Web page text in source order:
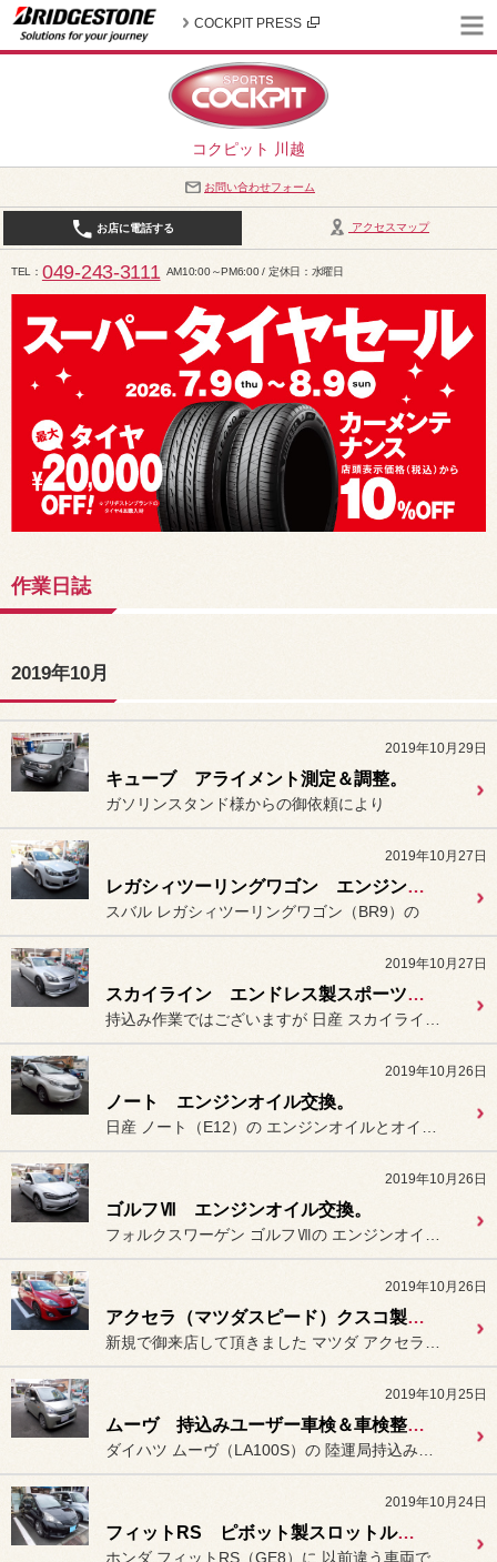
コクピット 川越
COCKPIT PRESS
お問い合わせフォーム
アクセスマップ
お店に電話する
TEL 049-243-3111 AM10:00～PM6:00 / 定休日：水曜日
作業日誌
2019年10月
2019年10月29日
キューブ アライメント測定＆調整。
ガソリンスタンド様からの御依頼により
2019年10月27日
レガシィツーリングワゴン エンジンオイル交換。
スバル レガシィツーリングワゴン（BR9）の
2019年10月27日
スカイライン エンドレス製スポーツブレーキパッド装着（持込み）＆ブレーキフルード交換。
2019年10月26日
ノート エンジンオイル交換。
2019年10月26日
ゴルフⅦ エンジンオイル交換。
2019年10月26日
アクセラ（マツダスピード）クスコ製4点レーシングハーネス（4点シートベルト）装着。
2019年10月25日
ムーヴ 持込みユーザー車検＆車検整備及び点検。
2019年10月24日
フィットRS ピボット製スロットルコントローラー装着。